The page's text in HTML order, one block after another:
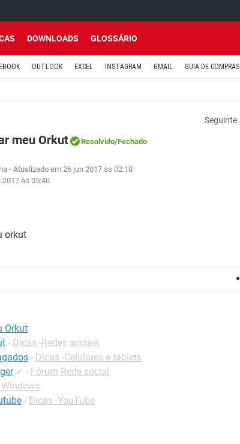
DOWNLOADS GLOSSÁRIO
OUTLOOK EXCEL INSTAGRAM GMAIL GUIA DE COMPRAS
Seguinte
meu Orkut Resolvido/Fechado
- Atualizado em 26 jun 2017 às 02:18
2017 às 05:40
orkut
Orkut
- Dicas -Redes sociais
- Dicas -Celulares e tablets
✓ - Fórum Rede social
- Dicas -YouTube